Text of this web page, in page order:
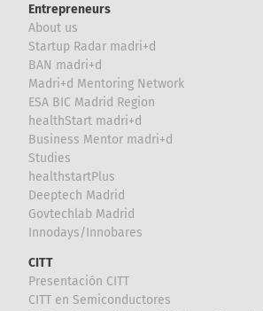
Entrepreneurs
About us
Startup Radar madri+d
BAN madri+d
Madri+d Mentoring Network
ESA BIC Madrid Region
healthStart madri+d
Business Mentor madri+d
Studies
healthstartPlus
Deeptech Madrid
Govtechlab Madrid
Innodays/Innobares
CITT
Presentación CITT
CITT en Semiconductores